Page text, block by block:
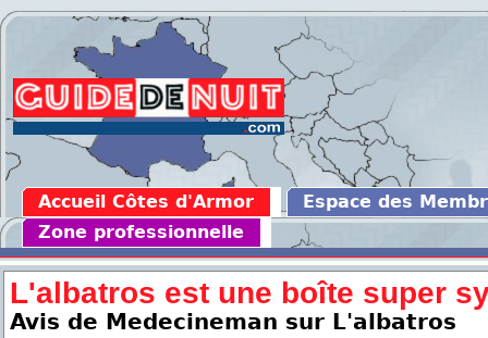
Accueil Côtes d'Armor
Espace des
Zone professionnelle
L'albatros est une boîte super
Avis de Medecineman sur L'albatros